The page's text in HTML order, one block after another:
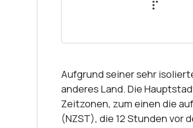
Aufgrund seiner sehr
anderes Land. Die
Zeitzonen, zum einen die
(NZST), die 12 Stunden vor